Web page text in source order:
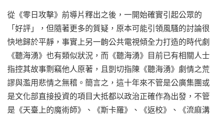
從《零日攻擊》前導片釋出之後，一開始確實引起公眾的
「好評」，但隨著更多的質疑，原本可能引領風騷的討論很
快地歸於平靜，事實上另一齣公共電視傾全力打造的時代劇
《聽海湧》也有類似狀況，而《聽海湧》目前已有相關人士
指控其故事剽竊他人原著，且剴切指陳《聽海湧》劇情之荒
謬與濫用悲情之無稽。簡言之，這十年來不管是公廣集團或
是文化部直接投資的項目大抵都以政治正確作為出發，不管
是《天臺上的魔術師》、《斯卡羅》、《返校》、《流麻溝